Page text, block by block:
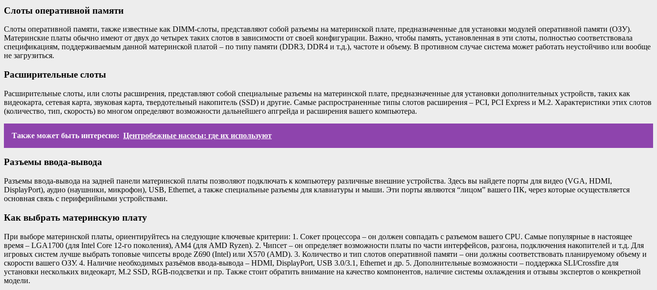
Слоты оперативной памяти
Слоты оперативной памяти, также известные как DIMM-слоты, представляют собой разъемы на материнской плате, предназначенные для установки модулей оперативной памяти (ОЗУ).
Материнские платы обычно имеют от двух до четырех таких слотов в зависимости от своей конфигурации. Важно, чтобы память, установленная в эти слоты, полностью соответствовала
спецификациям, поддерживаемым данной материнской платой – по типу памяти (DDR3, DDR4 и т.д.), частоте и объему. В противном случае система может работать неустойчиво или вообще
не загрузиться.
Расширительные слоты
Расширительные слоты, или слоты расширения, представляют собой специальные разъемы на материнской плате, предназначенные для установки дополнительных устройств, таких как
видеокарта, сетевая карта, звуковая карта, твердотельный накопитель (SSD) и другие. Самые распространенные типы слотов расширения – PCI, PCI Express и M.2. Характеристики этих слотов
(количество, тип, скорость) во многом определяют возможности дальнейшего апгрейда и расширения вашего компьютера.
Также может быть интересно: Центробежные насосы: где их используют
Разъемы ввода-вывода
Разъемы ввода-вывода на задней панели материнской платы позволяют подключать к компьютеру различные внешние устройства. Здесь вы найдете порты для видео (VGA, HDMI,
DisplayPort), аудио (наушники, микрофон), USB, Ethernet, а также специальные разъемы для клавиатуры и мыши. Эти порты являются “лицом” вашего ПК, через которые осуществляется
основная связь с периферийными устройствами.
Как выбрать материнскую плату
При выборе материнской платы, ориентируйтесь на следующие ключевые критерии: 1. Сокет процессора – он должен совпадать с разъемом вашего CPU. Самые популярные в настоящее
время – LGA1700 (для Intel Core 12-го поколения), AM4 (для AMD Ryzen). 2. Чипсет – он определяет возможности платы по части интерфейсов, разгона, подключения накопителей и т.д. Для
игровых систем лучше выбрать топовые чипсеты вроде Z690 (Intel) или X570 (AMD). 3. Количество и тип слотов оперативной памяти – они должны соответствовать планируемому объему и
скорости вашего ОЗУ. 4. Наличие необходимых разъёмов ввода-вывода – HDMI, DisplayPort, USB 3.0/3.1, Ethernet и др. 5. Дополнительные возможности – поддержка SLI/Crossfire для
установки нескольких видеокарт, M.2 SSD, RGB-подсветки и пр. Также стоит обратить внимание на качество компонентов, наличие системы охлаждения и отзывы экспертов о конкретной
модели.